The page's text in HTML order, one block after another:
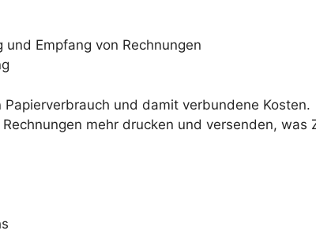
Empfang von Rechnungen
und damit verbundene Kosten.
mehr drucken und versenden, was